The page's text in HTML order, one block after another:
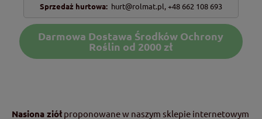
Sprzedaż hurtowa: hurt@rolmat.pl,+48 662 108 693
Darmowa Dostawa Środków Ochrony
Roślin od 2000 zł
Nasiona ziółproponowane w naszym sklepie internetowym